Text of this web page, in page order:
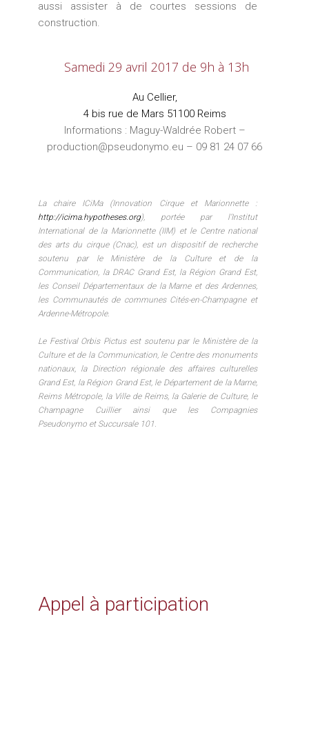
aussi assister à de courtes sessions de
construction.
Samedi 29 avril 2017 de 9h à 13h
Au Cellier,
4 bis rue de Mars 51100 Reims
Informations : Maguy-Waldrée Robert –
production@pseudonymo.eu – 09 81 24 07 66
La chaire ICiMa (Innovation Cirque et Marionnette :
http://icima.hypotheses.org), portée par l’Institut
International de la Marionnette (IIM) et le Centre national
des arts du cirque (Cnac), est un dispositif de recherche
soutenu par le Ministère de la Culture et de la
Communication, la DRAC Grand Est, la Région Grand Est,
les Conseil Départementaux de la Marne et des Ardennes,
les Communautés de communes Cités-en-Champagne et
Ardenne-Métropole.
Le Festival Orbis Pictus est soutenu par le Ministère de la
Culture et de la Communication, le Centre des monuments
nationaux, la Direction régionale des affaires culturelles
Grand Est, la Région Grand Est, le Département de la Marne,
Reims Métropole, la Ville de Reims, la Galerie de Culture, le
Champagne Cuillier ainsi que les Compagnies
Pseudonymo et Succursale 101.
Appel à participation